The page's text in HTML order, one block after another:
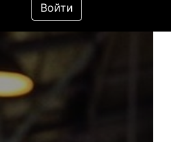
Войти